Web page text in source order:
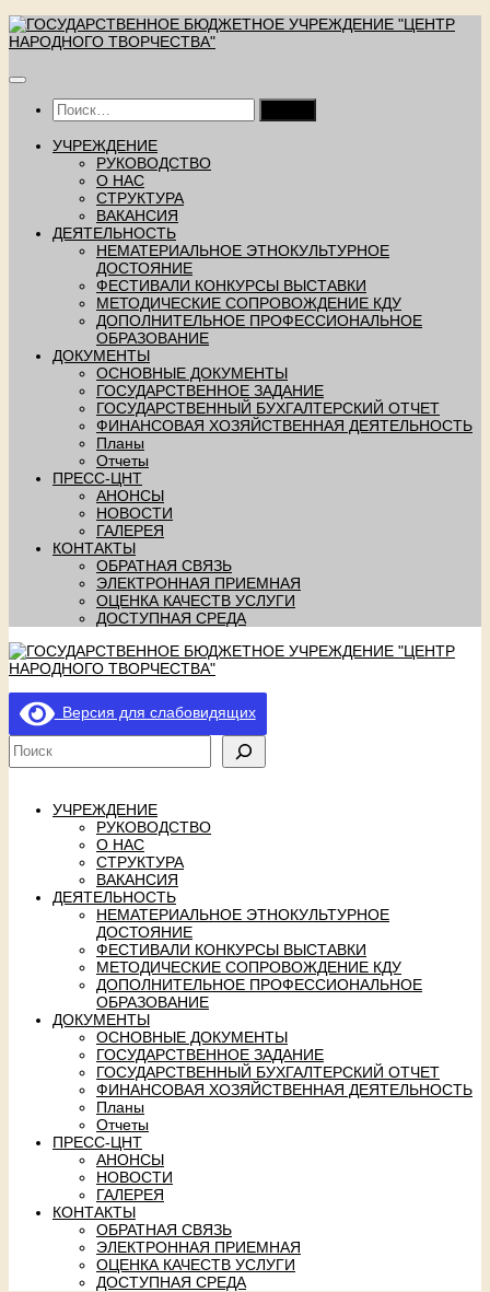
Перейти
к
Найти:
УЧРЕЖДЕНИЕ
РУКОВОДСТВО
О НАС
СТРУКТУРА
ВАКАНСИЯ
ДЕЯТЕЛЬНОСТЬ
НЕМАТЕРИАЛЬНОЕ ЭТНОКУЛЬТУРНОЕ
ДОСТОЯНИЕ
ФЕСТИВАЛИ КОНКУРСЫ ВЫСТАВКИ
МЕТОДИЧЕСКИЕ СОПРОВОЖДЕНИЕ КДУ
ДОПОЛНИТЕЛЬНОЕ ПРОФЕССИОНАЛЬНОЕ
ОБРАЗОВАНИЕ
ДОКУМЕНТЫ
ОСНОВНЫЕ ДОКУМЕНТЫ
ГОСУДАРСТВЕННОЕ ЗАДАНИЕ
ГОСУДАРСТВЕННЫЙ БУХГАЛТЕРСКИЙ ОТЧЕТ
ФИНАНСОВАЯ ХОЗЯЙСТВЕННАЯ ДЕЯТЕЛЬНОСТЬ
Планы
Отчеты
ПРЕСС-ЦНТ
АНОНСЫ
НОВОСТИ
ГАЛЕРЕЯ
КОНТАКТЫ
ОБРАТНАЯ СВЯЗЬ
ЭЛЕКТРОННАЯ ПРИЕМНАЯ
ОЦЕНКА КАЧЕСТВ УСЛУГИ
ДОСТУПНАЯ СРЕДА
Версия для слабовидящих
УЧРЕЖДЕНИЕ
РУКОВОДСТВО
О НАС
СТРУКТУРА
ВАКАНСИЯ
ДЕЯТЕЛЬНОСТЬ
НЕМАТЕРИАЛЬНОЕ ЭТНОКУЛЬТУРНОЕ
ДОСТОЯНИЕ
ФЕСТИВАЛИ КОНКУРСЫ ВЫСТАВКИ
МЕТОДИЧЕСКИЕ СОПРОВОЖДЕНИЕ КДУ
ДОПОЛНИТЕЛЬНОЕ ПРОФЕССИОНАЛЬНОЕ
ОБРАЗОВАНИЕ
ДОКУМЕНТЫ
ОСНОВНЫЕ ДОКУМЕНТЫ
ГОСУДАРСТВЕННОЕ ЗАДАНИЕ
ГОСУДАРСТВЕННЫЙ БУХГАЛТЕРСКИЙ ОТЧЕТ
ФИНАНСОВАЯ ХОЗЯЙСТВЕННАЯ ДЕЯТЕЛЬНОСТЬ
Планы
Отчеты
ПРЕСС-ЦНТ
АНОНСЫ
НОВОСТИ
ГАЛЕРЕЯ
КОНТАКТЫ
ОБРАТНАЯ СВЯЗЬ
ЭЛЕКТРОННАЯ ПРИЕМНАЯ
ОЦЕНКА КАЧЕСТВ УСЛУГИ
ДОСТУПНАЯ СРЕДА